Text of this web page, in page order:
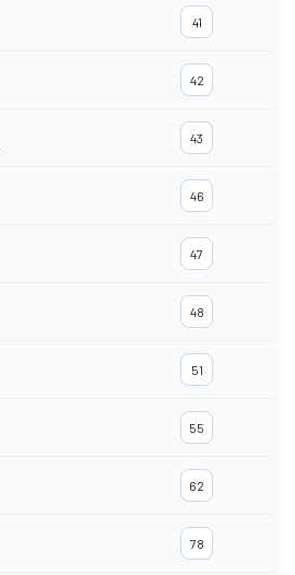
41
42
43
46
47
48
51
55
62
78